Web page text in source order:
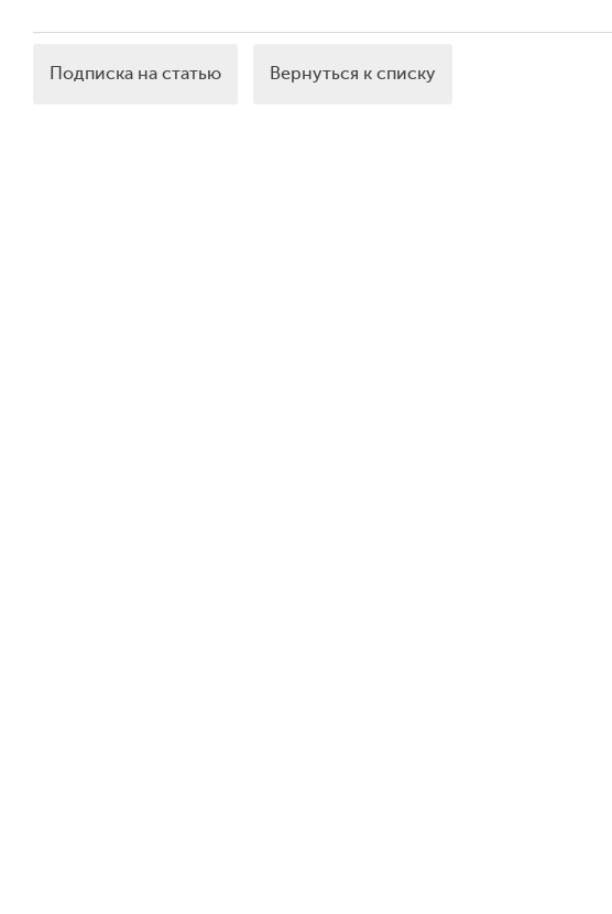
Подписка на статью Вернуться к списку